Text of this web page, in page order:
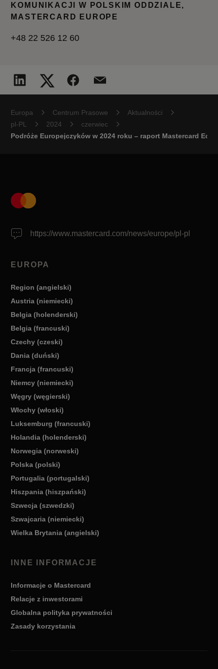
KOMUNIKACJI W POLSKIM ODDZIALE,
MASTERCARD EUROPE
+48 22 526 12 60
Europa Centrum Prasowe
Aktualności
pl-PL
2024
czerwiec
Podróże Europejczyków w 2024 roku – raport Mastercard
https://www.mastercard.com/news/europe/pl-pl
EUROPA
Region (angielski)
Austria (niemiecki)
Belgia (holenderski)
Belgia (francuski)
Czechy (czeski)
Dania (duński)
Francja (francuski)
Niemcy (niemiecki)
Węgry (węgierski)
Włochy (włoski)
Luksemburg (francuski)
Holandia (holenderski)
Norwegia (norweski)
Polska (polski)
Portugalia (portugalski)
Hiszpania (hiszpański)
Szwecja (szwedzki)
Szwajcaria (niemiecki)
Wielka Brytania (angielski)
INNE INFORMACJE
Informacje o Mastercard
Relacje z inwestorami
Globalna polityka prywatności
Zasady korzystania